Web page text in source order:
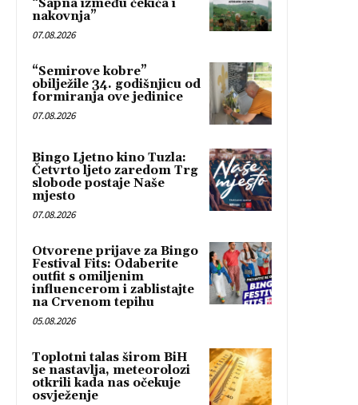
“Sapna između čekića i
nakovnja”
07.08.2026
“Semirove kobre”
obilježile 34. godišnjicu od
formiranja ove jedinice
07.08.2026
Bingo Ljetno kino Tuzla:
Četvrto ljeto zaredom Trg
slobode postaje Naše
mjesto
07.08.2026
Otvorene prijave za Bingo
Festival Fits: Odaberite
outfit s omiljenim
influencerom i zablistajte
na Crvenom tepihu
05.08.2026
Toplotni talas širom BiH
se nastavlja, meteorolozi
otkrili kada nas očekuje
osvježenje